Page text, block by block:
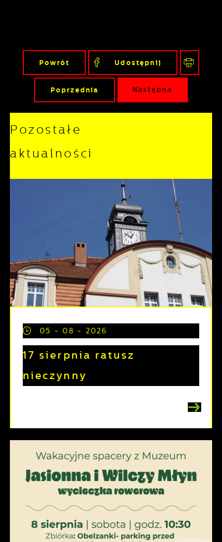
Powrót Udostępnij
Poprzednia Następna
Pozostałe
aktualności
05 - 08 - 2026
17 sierpnia ratusz
nieczynny